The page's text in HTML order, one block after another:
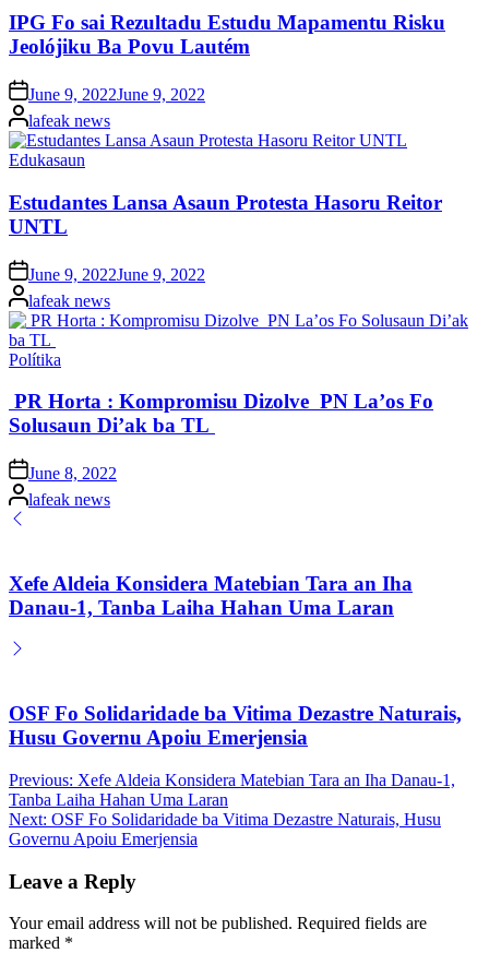
IPG Fo sai Rezultadu Estudu Mapamentu Risku
Jeolójiku Ba Povu Lautém
Posted
on
June 9, 2022June 9, 2022
Posted
by
lafeak news
Posted
Edukasaun
Estudantes Lansa Asaun Protesta Hasoru Reitor
UNTL
Posted
on
June 9, 2022June 9, 2022
Posted
by
lafeak news
Posted
Polítika
PR Horta : Kompromisu Dizolve PN La’os Fo
Solusaun Di’ak ba TL
Posted
on
June 8, 2022
Posted
by
lafeak news
Xefe Aldeia Konsidera Matebian Tara an Iha
Danau-1, Tanba Laiha Hahan Uma Laran
OSF Fo Solidaridade ba Vitima Dezastre Naturais,
Husu Governu Apoiu Emerjensia
Post
navigation
Previous: Xefe Aldeia Konsidera Matebian Tara an Iha Danau-1,
Tanba Laiha Hahan Uma Laran
Next: OSF Fo Solidaridade ba Vitima Dezastre Naturais, Husu
Governu Apoiu Emerjensia
Leave a Reply
Your email address will not be published. Required fields are
marked *